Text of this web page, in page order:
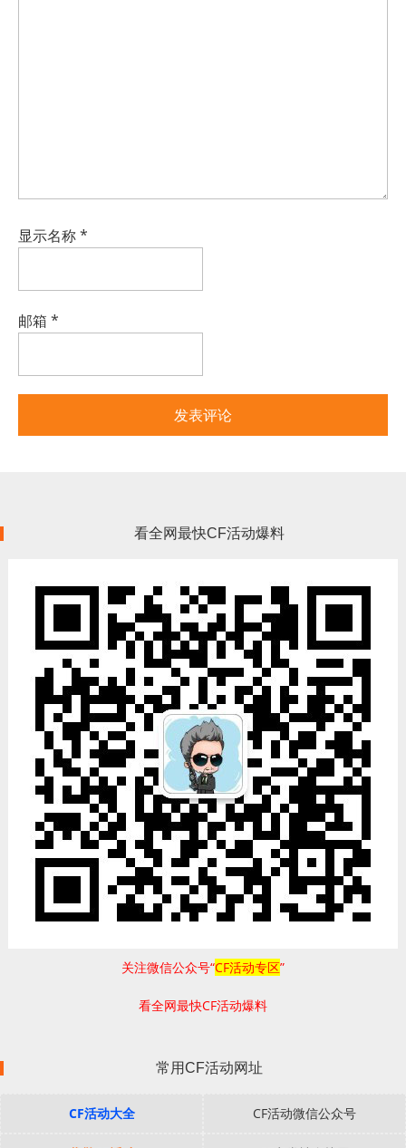
显示名称*
邮箱 *
看全网最快CF活动爆料
关注微信公众号“CF活动专区”
看全网最快CF活动爆料
常用CF活动网址
CF活动大全 CF活动微信公众号